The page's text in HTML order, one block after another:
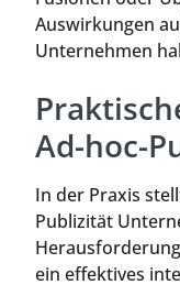
Auswirkungen
Unternehmen
Ad-hoc-
In der Praxis
Publizität
ein effektives